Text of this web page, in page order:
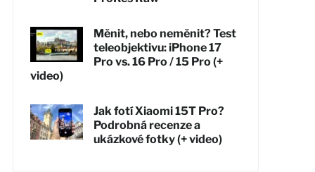
Měnit, nebo neměnit? Test
teleobjektivu: iPhone 17
Pro vs. 16 Pro / 15 Pro (+
video)
Jak fotí Xiaomi 15T Pro?
Podrobná recenze a
ukázkové fotky (+ video)